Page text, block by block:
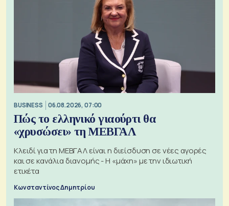
BUSINESS 06.08.2026, 07:00
Πώς το ελληνικό γιαούρτι θα
«χρυσώσει» τη ΜΕΒΓΑΛ
Κλειδί για τη ΜΕΒΓΑΛ είναι η διείσδυση σε νέες αγορές
και σε κανάλια διανομής - Η «μάχη» με την ιδιωτική
ετικέτα
Κωνσταντίνος Δημητρίου